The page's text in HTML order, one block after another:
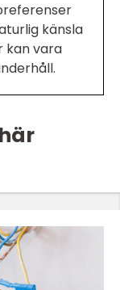
känsla
kan vara